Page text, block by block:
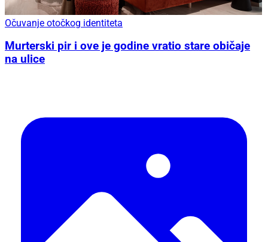
Očuvanje otočkog identiteta
Murterski pir i ove je godine vratio stare običaje
na ulice